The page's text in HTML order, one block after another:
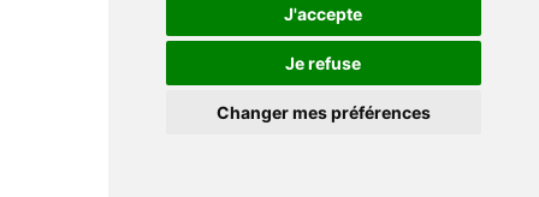
J'accepte
Je refuse
Changer mes préférences